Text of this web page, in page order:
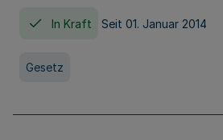
In Kraft Seit 01. Januar 2014
Gesetz